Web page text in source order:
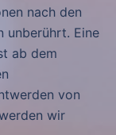
nach den
unberührt. Eine
ab dem
von
wir